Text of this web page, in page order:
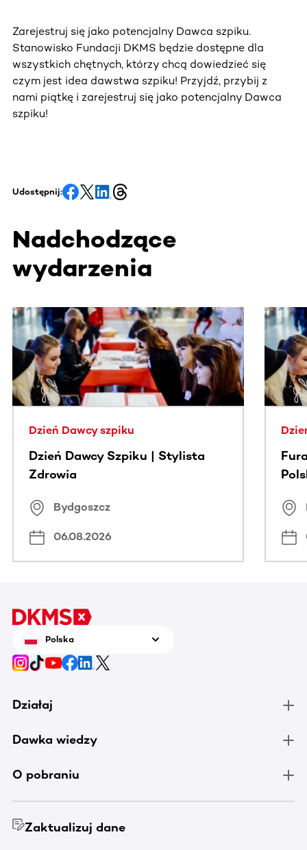
Zarejestruj się jako potencjalny Dawca szpiku.
Stanowisko Fundacji DKMS będzie dostępne dla
wszystkich chętnych, którzy chcą dowiedzieć się
czym jest idea dawstwa szpiku! Przyjdź, przybij z
nami piątkę i zarejestruj się jako potencjalny Dawca
szpiku!
Udostępnij:
Nadchodzące
wydarzenia
Ta sekcja zawiera treści przewijane w poziomie. Użyj
Dzień Dawcy szpiku
Dzień Dawcy Szpiku | Stylista
Zdrowia
Bydgoszcz
06.08.2026
Polska
Działaj
Dawka wiedzy
O pobraniu
Zaktualizuj dane